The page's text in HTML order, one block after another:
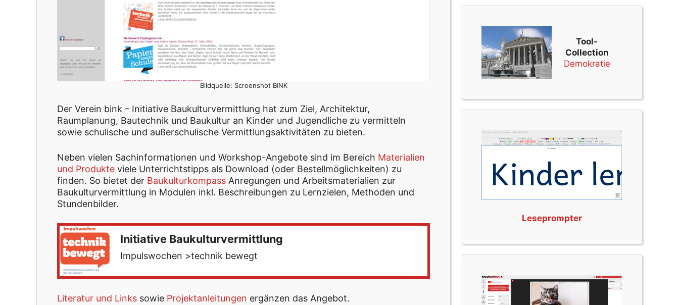
Bildquelle: Screenshot BINK
Der Verein bink – Initiative Baukulturvermittlung hat zum Ziel, Architektur,
Raumplanung, Bautechnik und Baukultur an Kinder und Jugendliche zu vermitteln
sowie schulische und außerschulische Vermittlungsaktivitäten zu bieten.
Neben vielen Sachinformationen und Workshop-Angebote sind im Bereich Materialien
und Produkte viele Unterrichtstipps als Download (oder Bestellmöglichkeiten) zu
finden. So bietet der Baukulturkompass Anregungen und Arbeitsmaterialien zur
Baukulturvermittlung in Modulen inkl. Beschreibungen zu Lernzielen, Methoden und
Stundenbilder.
Initiative Baukulturvermittlung
Impulswochen >technik bewegt
Literatur und Links sowie Projektanleitungen ergänzen das Angebot.
Tool-
Collection
Demokratie
Leseprompter